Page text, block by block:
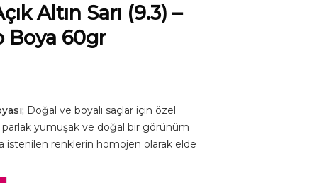
Altın Sarı (9.3) –
Boya 60gr
Doğal ve boyalı saçlar için özel
yumuşak ve doğal bir görünüm
istenilen renklerin homojen olarak elde